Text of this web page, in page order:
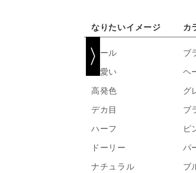
なりたいイメージ
クール
可愛い
高発色
デカ目
ハーフ
ドーリー
ナチュラル
カ
ブ
ヘ
グ
ブ
ピ
パ
ブ